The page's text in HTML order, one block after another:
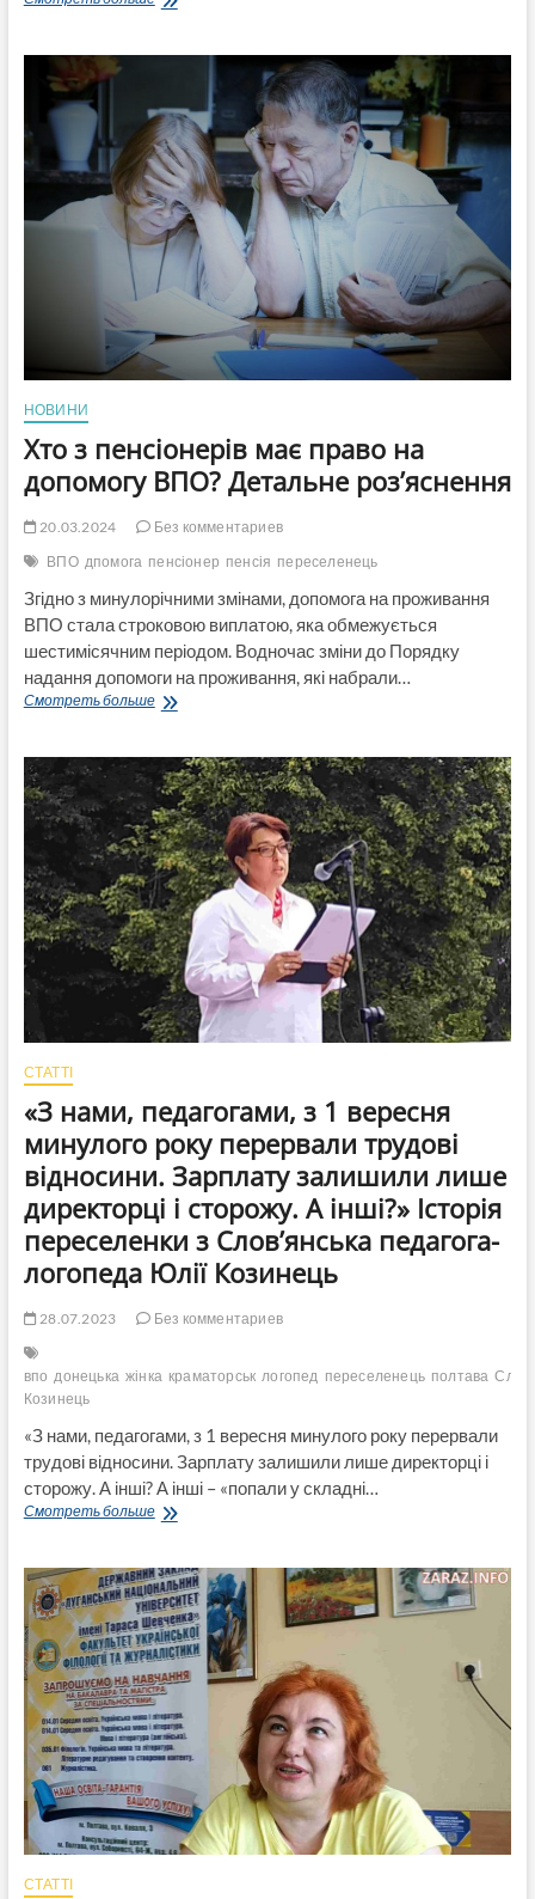
проживати
чотирьох
областях
України:
подробиці
НОВИНИ
Хто з пенсіонерів має право на
допомогу ВПО? Детальне роз’яснення
20.03.2024
Без комментариев
ВПО дпомога пенсіонер пенсія переселенець
Згідно з минулорічними змінами, допомога на проживання
ВПО стала строковою виплатою, яка обмежується
шестимісячним періодом. Водночас зміни до Порядку
надання допомоги на проживання, які набрали…
Смотреть большеХто
право
на
допомогу
ВПО?
Детальне
роз’яснення
СТАТТІ
«З нами, педагогами, з 1 вересня
минулого року перервали трудові
відносини. Зарплату залишили лише
директорці і сторожу. А інші?» Історія
переселенки з Слов’янська педагога-
логопеда Юлії Козинець
28.07.2023 Без комментариев
впо донецька жінка краматорськ логопед переселенець полтава
Козинець
«З нами, педагогами, з 1 вересня минулого року перервали
трудові відносини. Зарплату залишили лише директорці і
сторожу. А інші? А інші – «попали у складні…
Смотреть больше«З
з
1
вересня
минулого
року
перервали
трудові
відносини.
Зарплату
лише
директорці
і
сторожу.
СТАТТІ